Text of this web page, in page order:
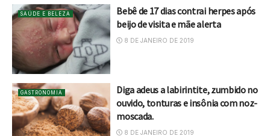
SAÚDE E BELEZA
Bebê de 17 dias contrai herpes após
beijo de visita e mãe alerta
8 DE JANEIRO DE 2019
GASTRONOMIA
Diga adeus a labirintite, zumbido no
ouvido, tonturas e insônia com noz-
moscada.
8 DE JANEIRO DE 2019